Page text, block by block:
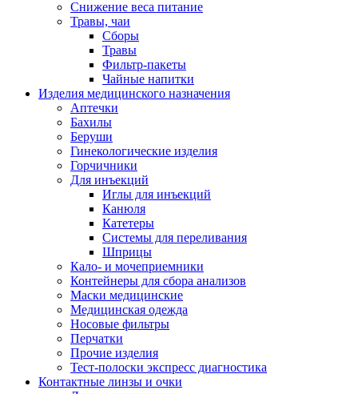
Снижение веса питание
Травы, чаи
Сборы
Травы
Фильтр-пакеты
Чайные напитки
Изделия медицинского назначения
Аптечки
Бахилы
Беруши
Гинекологические изделия
Горчичники
Для инъекций
Иглы для инъекций
Канюля
Катетеры
Системы для переливания
Шприцы
Кало- и мочеприемники
Контейнеры для сбора анализов
Маски медицинские
Медицинская одежда
Носовые фильтры
Перчатки
Прочие изделия
Тест-полоски экспресс диагностика
Контактные линзы и очки